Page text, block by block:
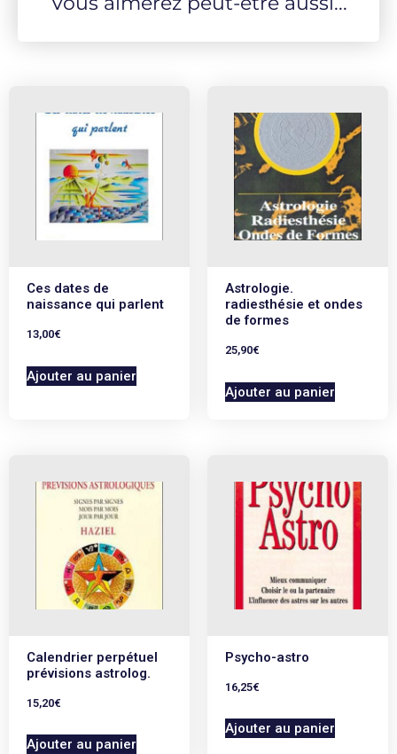
connaissance très complète des subtilités et nuances
de chacun des neuf premiers nombres, dans leurs
Steve Jobs. Il se lit comme un livre d'aventure ou
d'investigation on en ressort riche de tout un monde
insoupçonné qui propose des clés de compréhension
de notre aventure humaine.
Ces dates de
naissance qui parlent
13,00€
Ajouter au panier
Astrologie.
radiesthésie et ondes
de formes
25,90€
Ajouter au panier
Calendrier perpétuel
prévisions astrolog.
15,20€
Ajouter au panier
Psycho-astro
16,25€
Ajouter au panier